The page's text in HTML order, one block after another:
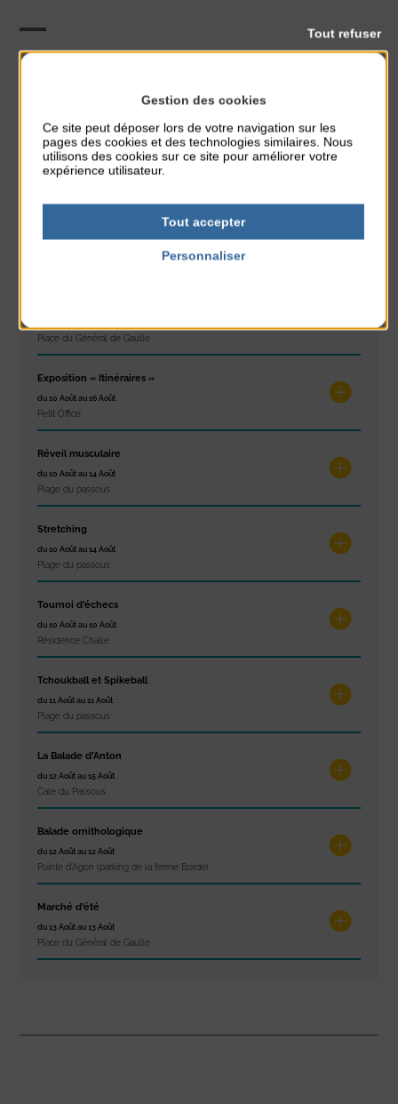
Place du Général de Gaulle
Exposition « Itinéraires »
du 10 Août au 16 Août
Petit Office
Réveil musculaire
du 10 Août au 14 Août
Plage du passous
Stretching
du 10 Août au 14 Août
Plage du passous
Tournoi d’échecs
du 10 Août au 10 Août
Résidence Challe
Tchoukball et Spikeball
du 11 Août au 11 Août
Plage du passous
La Balade d’Anton
du 12 Août au 15 Août
Cale du Passous
Balade ornithologique
du 12 Août au 12 Août
Pointe d'Agon (parking de la ferme Borde)
Marché d’été
du 13 Août au 13 Août
Place du Général de Gaulle
Gestion des cookies
Ce site peut déposer lors de votre navigation sur les
pages des cookies et des technologies similaires. Nous
utilisons des cookies sur ce site pour améliorer votre
expérience utilisateur.
Tout accepter
Tout refuser
Personnaliser